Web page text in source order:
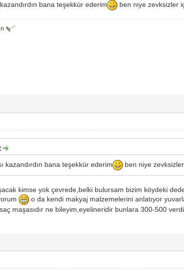
bana teşekkür ederim ben niye zevksizler
kazandırdın bana teşekkür ederim ben niye
kimse yok çevrede,belki bulursam bizim köydeki
o da kendi makyaj malzemelerini anlatıyor
maşasıdır ne bileyim,eyelineridir bunlara 300-500